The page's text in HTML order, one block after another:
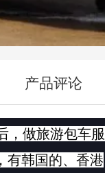
后
产品评论
，做旅游包车服
有韩国的、香港